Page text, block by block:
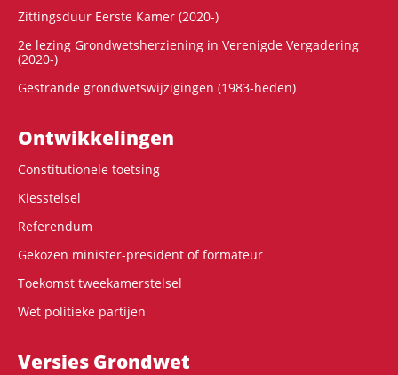
Zittingsduur Eerste Kamer (2020-)
2e lezing Grondwetsherziening in Verenigde Vergadering
(2020-)
Gestrande grondwetswijzigingen (1983-heden)
Ontwikke­lingen
Constitutionele toetsing
Kiesstelsel
Referendum
Gekozen minister-president of formateur
Toekomst tweekamerstelsel
Wet politieke partijen
Versies Grondwet